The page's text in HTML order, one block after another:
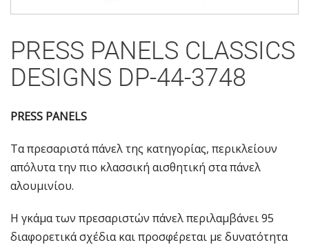
PRESS PANELS CLASSICS
DESIGNS DP-44-3748
PRESS PANELS
Τα πρεσαριστά πάνελ της κατηγορίας, περικλείουν
απόλυτα την πιο κλασσική αισθητική στα πάνελ
αλουμινίου.
Η γκάμα των πρεσαριστών πάνελ περιλαμβάνει 95
διαφορετικά σχέδια και προσφέρεται με δυνατότητα